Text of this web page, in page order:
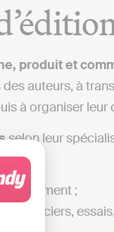
vos
produit et
auteurs, à
à organiser
selon leur
;
policiers,